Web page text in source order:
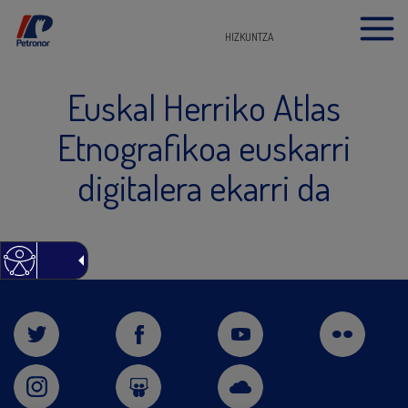
HIZKUNTZA
Euskal Herriko Atlas
Etnografikoa euskarri
digitalera ekarri da